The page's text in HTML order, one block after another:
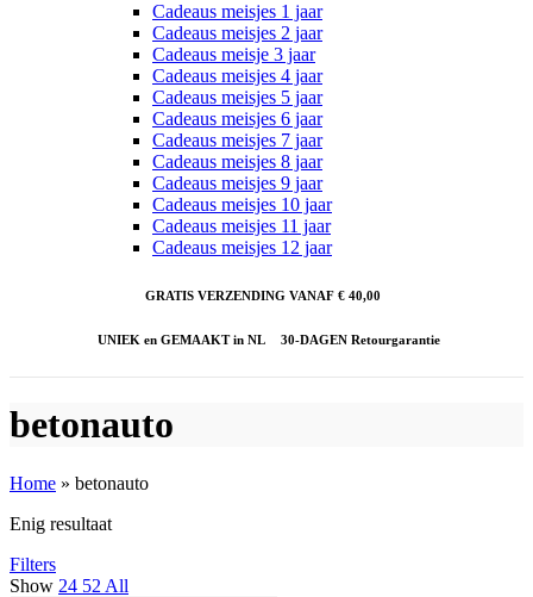
Cadeaus meisjes 1 jaar
Cadeaus meisjes 2 jaar
Cadeaus meisje 3 jaar
Cadeaus meisjes 4 jaar
Cadeaus meisjes 5 jaar
Cadeaus meisjes 6 jaar
Cadeaus meisjes 7 jaar
Cadeaus meisjes 8 jaar
Cadeaus meisjes 9 jaar
Cadeaus meisjes 10 jaar
Cadeaus meisjes 11 jaar
Cadeaus meisjes 12 jaar
GRATIS VERZENDING VANAF € 40,00
UNIEK en GEMAAKT in NL 30-DAGEN Retourgarantie
betonauto
Home » betonauto
Enig resultaat
Filters
Show 24 52 All